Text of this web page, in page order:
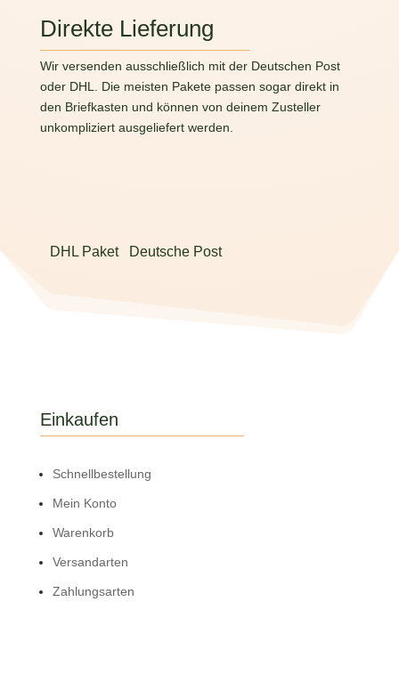
Direkte Lieferung
Wir versenden ausschließlich mit der Deutschen Post
oder DHL. Die meisten Pakete passen sogar direkt in
den Briefkasten und können von deinem Zusteller
unkompliziert ausgeliefert werden.
DHL Paket Deutsche Post
Einkaufen
Schnell­bestellung
Mein Konto
Warenkorb
Versandarten
Zahlungsarten